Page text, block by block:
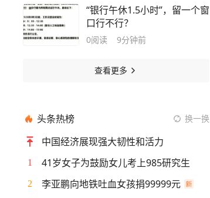
“银行午休1.5小时”，留一个窗
口行不行？
0阅读 9分钟前
查看更多
头条热榜 换一换
中国经济展现强大韧性和活力
1 41岁女子为鼓励女儿考上985研究生
2 李亚鹏向地铁吐血女孩捐99999元